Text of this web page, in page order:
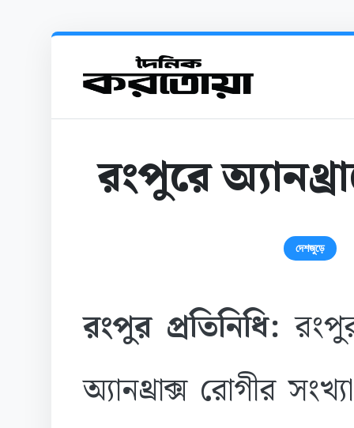
রংপুরে
দেশজুড়ে
রংপুর প্রতিনিধি:
অ্যানথ্রাক্স রোগীর